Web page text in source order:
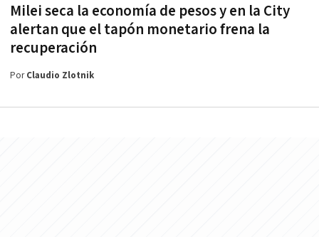
Milei seca la economía de pesos y en la City
alertan que el tapón monetario frena la
recuperación
PorClaudio Zlotnik